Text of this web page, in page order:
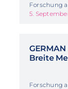
Forschung
5.
GERMAN
Breite
Forschung